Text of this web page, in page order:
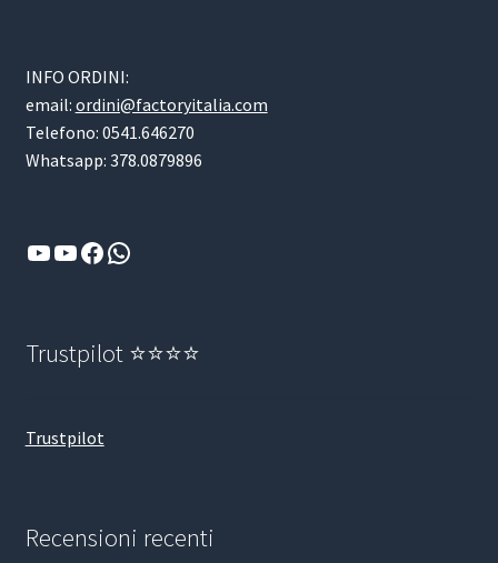
INFO ORDINI:
email: ordini@factoryitalia.com
Telefono: 0541.646270
Whatsapp: 378.0879896
YouTube
YouTube
Facebook
WhatsApp
Trustpilot ⭐⭐⭐⭐
Trustpilot
Recensioni recenti